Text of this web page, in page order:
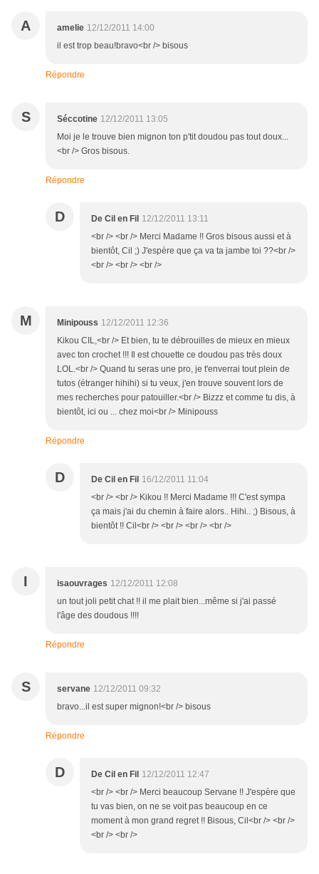
A amelie 12/12/2011 14:00
il est trop beau!bravo<br /> bisous
Répondre
S Séccotine 12/12/2011 13:05
Moi je le trouve bien mignon ton p'tit doudou pas tout doux...
<br /> Gros bisous.
Répondre
D De Cil en Fil 12/12/2011 13:11
<br /> <br /> Merci Madame !! Gros bisous aussi et à
bientôt, Cil ;) J'espère que ça va ta jambe toi ??<br />
<br /> <br /> <br />
M Minipouss 12/12/2011 12:36
Kikou CIL,<br /> Et bien, tu te débrouilles de mieux en mieux
avec ton crochet !!! Il est chouette ce doudou pas très doux
LOL.<br /> Quand tu seras une pro, je t'enverrai tout plein de
tutos (étranger hihihi) si tu veux, j'en trouve souvent lors de
mes recherches pour patouiller.<br /> Bizzz et comme tu dis, à
bientôt, ici ou ... chez moi<br /> Minipouss
Répondre
D De Cil en Fil 16/12/2011 11:04
<br /> <br /> Kikou !! Merci Madame !!! C'est sympa
ça mais j'ai du chemin à faire alors.. Hihi.. ;) Bisous, à
bientôt !! Cil<br /> <br /> <br /> <br />
I isaouvrages 12/12/2011 12:08
un tout joli petit chat !! il me plait bien...même si j'ai passé
l'âge des doudous !!!!
Répondre
S servane 12/12/2011 09:32
bravo...il est super mignon!<br /> bisous
Répondre
D De Cil en Fil 12/12/2011 12:47
<br /> <br /> Merci beaucoup Servane !! J'espère que
tu vas bien, on ne se voit pas beaucoup en ce
moment à mon grand regret !! Bisous, Cil<br /> <br />
<br /> <br />